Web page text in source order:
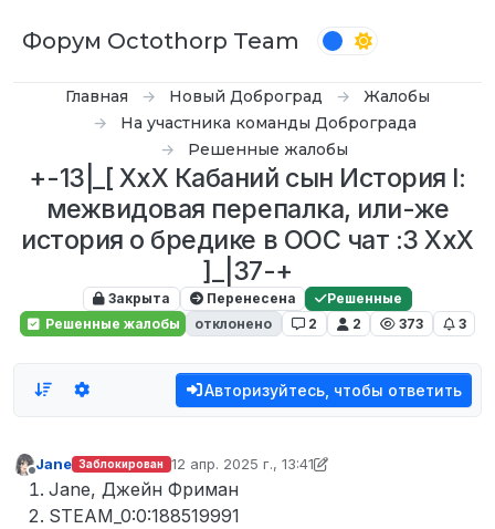
Форум Octothorp Team
Главная Новый Доброград
Жалобы
На участника команды Доброграда
Решенные жалобы
+-13|_[ XxX Кабаний сын История I:
межвидовая перепалка, или-же
история о бредике в ООС чат :3 XxX
]_|37-+
Закрыта Перенесена
Решенные
Решенные жалобы
отклонено 2 2 373 3
Авторизуйтесь, чтобы ответить
Не в сети
Jane Заблокирован 12 апр. 2025 г., 13:41
отредактировано Tekoy
Jane, Джейн Фриман
STEAM_0:0:188519991